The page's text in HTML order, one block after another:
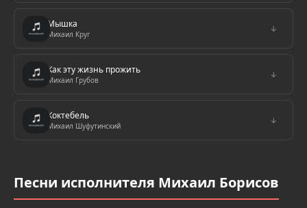
Мышка
Михаил Круг
↓
Как эту жизнь прожить
Михаил Грубов
↓
Коктебель
Михаил Шуфутинский
↓
Песни исполнителя Михаил Борисов